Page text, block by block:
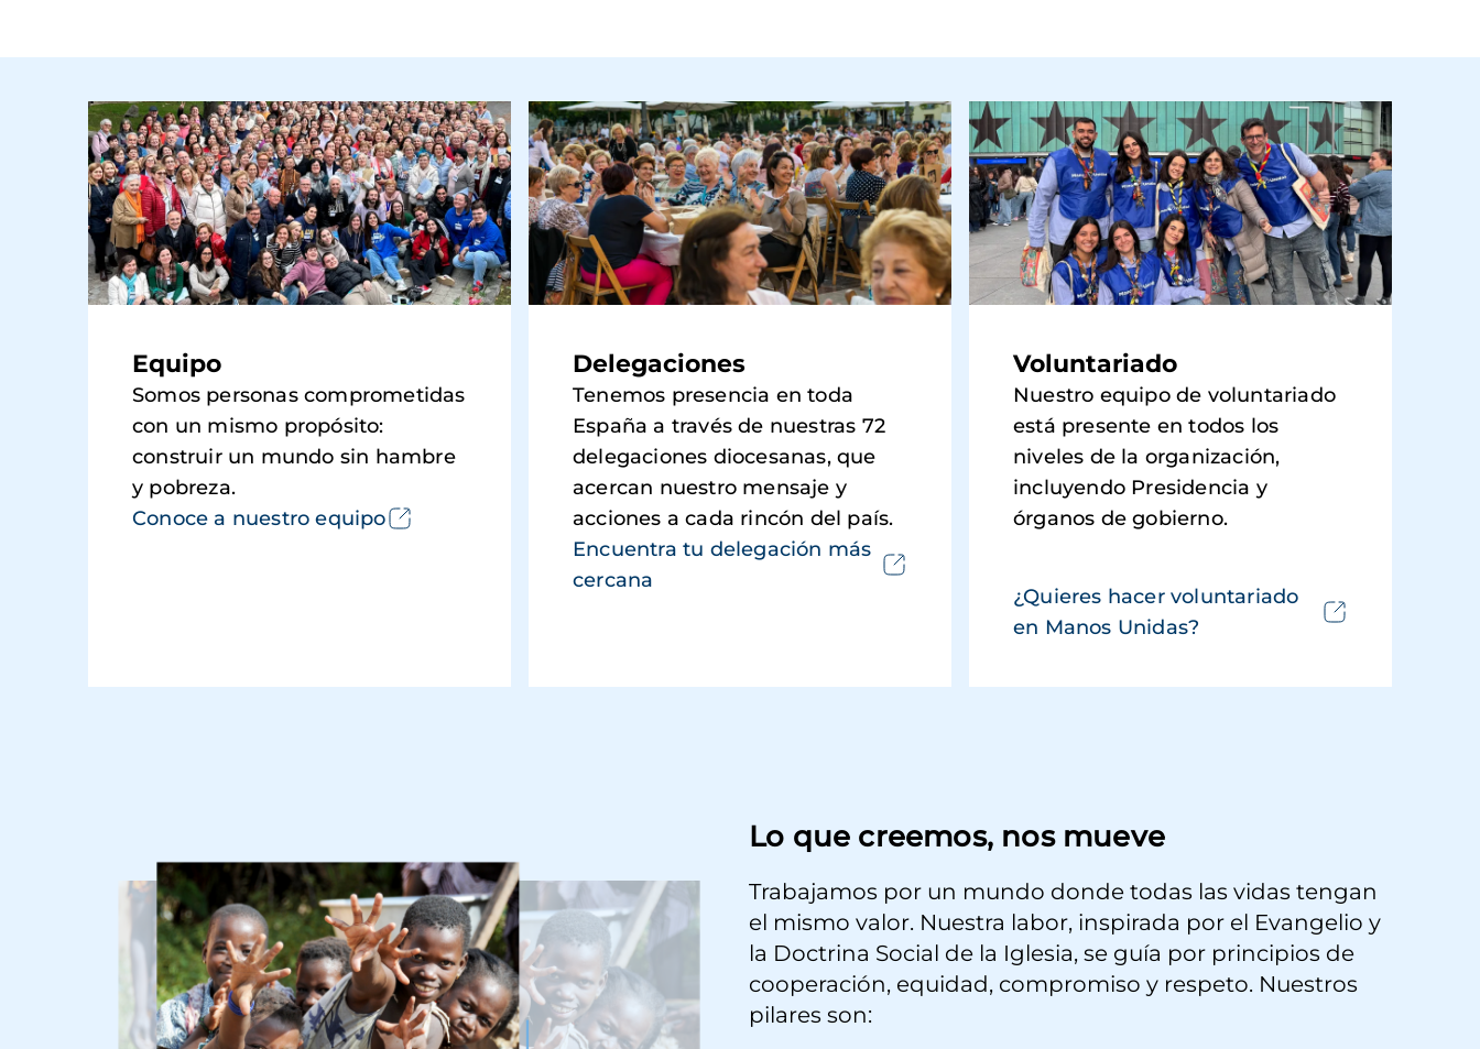
Equipo
Somos personas comprometidas
con un mismo propósito:
construir un mundo sin hambre
y pobreza.
Conoce a nuestro equipo
Delegaciones
Tenemos presencia en toda
España a través de nuestras 72
delegaciones diocesanas, que
acercan nuestro mensaje y
acciones a cada rincón del país.
Encuentra tu delegación más
cercana
Voluntariado
Nuestro equipo de voluntariado
está presente en todos los
niveles de la organización,
incluyendo Presidencia y
órganos de gobierno.
¿Quieres hacer voluntariado
en Manos Unidas?
Lo que creemos, nos mueve
Trabajamos por un mundo donde todas las vidas tengan
el mismo valor. Nuestra labor, inspirada por el Evangelio y
la Doctrina Social de la Iglesia, se guía por principios de
cooperación, equidad, compromiso y respeto. Nuestros
pilares son: